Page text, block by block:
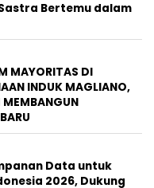
Sastra Bertemu dalam
MAYORITAS DI
INDUK MAGLIANO,
MEMBANGUN
Data untuk
2026, Dukung